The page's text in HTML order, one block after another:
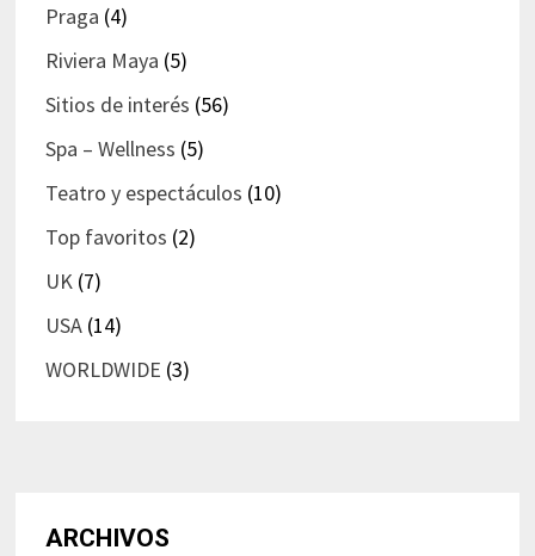
Praga (4)
Riviera Maya (5)
Sitios de interés (56)
Spa – Wellness (5)
Teatro y espectáculos (10)
Top favoritos (2)
UK(7)
USA(14)
WORLDWIDE (3)
ARCHIVOS